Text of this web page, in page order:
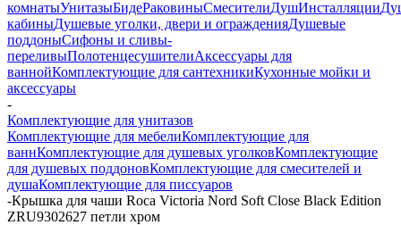
комнатыУнитазыБидеРаковиныСмесителиДушИнсталляции
кабиныДушевые уголки, двери и огражденияДушевые
поддоныСифоны и сливы-
переливыПолотенцесушителиАксессуары для
ваннойКомплектующие для сантехникиКухонные мойки и
аксессуары
-
Комплектующие для унитазов
Комплектующие для мебелиКомплектующие для
ваннКомплектующие для душевых уголковКомплектующие
для душевых поддоновКомплектующие для смесителей и
душаКомплектующие для писсуаров
-Крышка для чаши Roca Victoria Nord Soft Close Black Edition
ZRU9302627 петли хром